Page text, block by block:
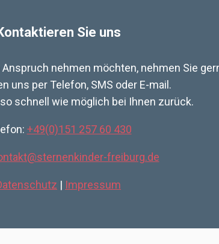
Sie uns
nehmen möchten, nehmen Sie
uns per Telefon, SMS oder E-mail.
schnell wie möglich bei Ihnen zurück.
+49(0)151 257 60 430
freiburg.de
| Impressum